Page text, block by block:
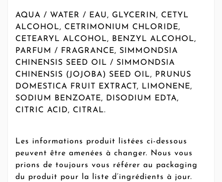
AQUA / WATER / EAU, GLYCERIN, CETYL
ALCOHOL, CETRIMONIUM CHLORIDE,
CETEARYL ALCOHOL, BENZYL ALCOHOL,
PARFUM / FRAGRANCE, SIMMONDSIA
CHINENSIS SEED OIL / SIMMONDSIA
CHINENSIS (JOJOBA) SEED OIL, PRUNUS
DOMESTICA FRUIT EXTRACT, LIMONENE,
SODIUM BENZOATE, DISODIUM EDTA,
CITRIC ACID, CITRAL.
Les informations produit listées ci-dessous
peuvent être amenées à changer. Nous vous
prions de toujours vous référer au packaging
du produit pour la liste d’ingrédients à jour.